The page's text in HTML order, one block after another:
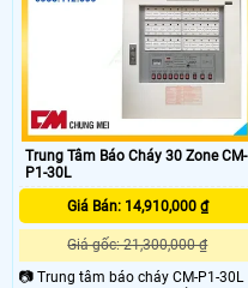
Trung Tâm Báo Cháy 30 Zone CM-
P1-30L
Giá Bán: 14,910,000 ₫
Giá gốc: 21,300,000 ₫
📷 Trung tâm báo cháy CM-P1-30L